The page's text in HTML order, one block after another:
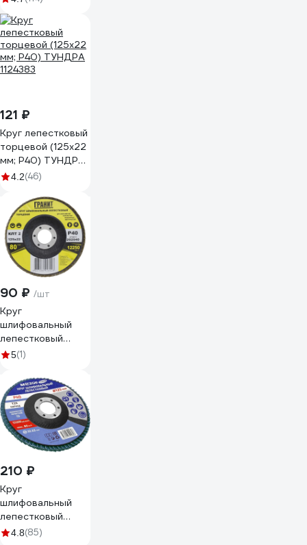
4603347277164
121 ₽
Круг лепестковый
торцевой (125х22
мм; Р40) ТУНДРА
1124383
4.2(46)
90 ₽ /шт
Круг
шлифовальный
лепестковый
торцевой 125х22
202040-1
5(1)
210 ₽
Круг
шлифовальный
лепестковый
(125х22.2 мм, P40,
4.8(85)